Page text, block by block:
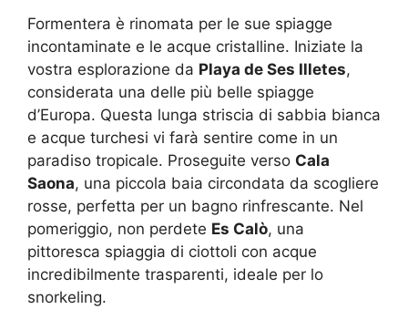
Formentera è rinomata per le sue spiagge
incontaminate e le acque cristalline. Iniziate la
vostra esplorazione da Playa de Ses Illetes,
considerata una delle più belle spiagge
d’Europa. Questa lunga striscia di sabbia bianca
e acque turchesi vi farà sentire come in un
paradiso tropicale. Proseguite verso Cala
Saona, una piccola baia circondata da scogliere
rosse, perfetta per un bagno rinfrescante. Nel
pomeriggio, non perdete Es Calò, una
pittoresca spiaggia di ciottoli con acque
incredibilmente trasparenti, ideale per lo
snorkeling.